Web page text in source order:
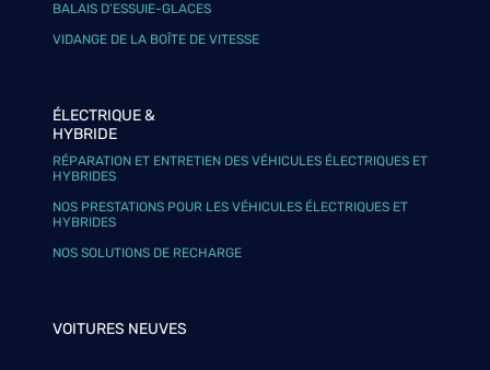
BALAIS D’ESSUIE-GLACES
VIDANGE DE LA BOÎTE DE VITESSE
ÉLECTRIQUE &
HYBRIDE
RÉPARATION ET ENTRETIEN DES VÉHICULES ÉLECTRIQUES ET
HYBRIDES
NOS PRESTATIONS POUR LES VÉHICULES ÉLECTRIQUES ET
HYBRIDES
NOS SOLUTIONS DE RECHARGE
VOITURES NEUVES